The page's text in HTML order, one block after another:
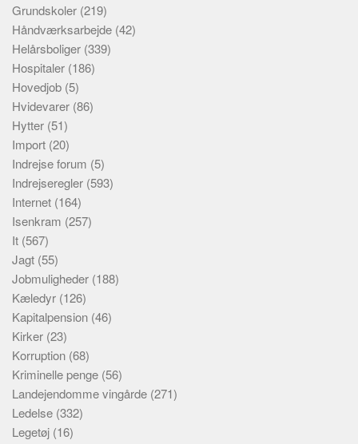
Grundskoler (219)
Håndværksarbejde (42)
Helårsboliger (339)
Hospitaler (186)
Hovedjob (5)
Hvidevarer (86)
Hytter (51)
Import (20)
Indrejse forum (5)
Indrejseregler (593)
Internet (164)
Isenkram (257)
It (567)
Jagt (55)
Jobmuligheder (188)
Kæledyr (126)
Kapitalpension (46)
Kirker (23)
Korruption (68)
Kriminelle penge (56)
Landejendomme vingårde (271)
Ledelse (332)
Legetøj (16)